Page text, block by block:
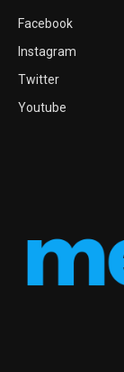
Facebook
Instagram
Twitter
Youtube